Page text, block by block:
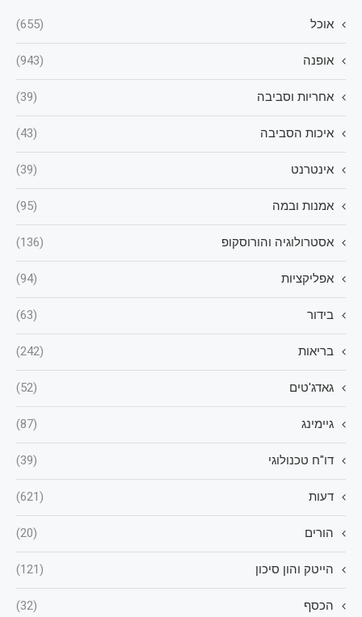
אוכל (655)
אופנה (943)
אחריות וסביבה (39)
איכות הסביבה (43)
אינטרנט (39)
אמנות ובמה (95)
אסטרולוגיה והורוסקופ (136)
אפליקציות (94)
בידור (63)
בריאות (242)
גאדג'טים (52)
גיימינג (87)
דו"ח טכנולוגי (39)
דעות (621)
הורים (20)
הייטק והון סיכון (121)
הכסף (32)